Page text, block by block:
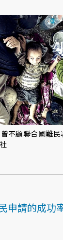
不顧聯合國難
請的成功